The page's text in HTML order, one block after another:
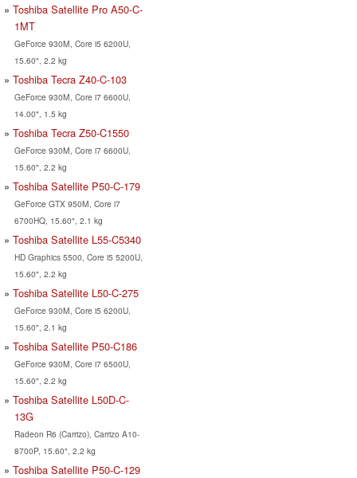
Toshiba Satellite Pro A50-C-
1MT
GeForce 930M, Core i5 6200U,
15.60", 2.2 kg
Toshiba Tecra Z40-C-103
GeForce 930M, Core i7 6600U,
14.00", 1.5 kg
Toshiba Tecra Z50-C1550
GeForce 930M, Core i7 6600U,
15.60", 2.2 kg
Toshiba Satellite P50-C-179
GeForce GTX 950M, Core i7
6700HQ, 15.60", 2.1 kg
Toshiba Satellite L55-C5340
HD Graphics 5500, Core i5 5200U,
15.60", 2.2 kg
Toshiba Satellite L50-C-275
GeForce 930M, Core i5 6200U,
15.60", 2.1 kg
Toshiba Satellite P50-C186
GeForce 930M, Core i7 6500U,
15.60", 2.2 kg
Toshiba Satellite L50D-C-
13G
Radeon R6 (Carrizo), Carrizo A10-
8700P, 15.60", 2.2 kg
Toshiba Satellite P50-C-129